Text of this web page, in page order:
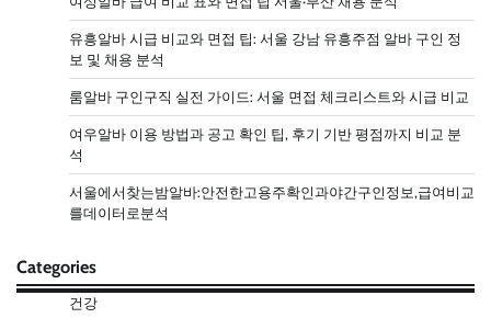
유흥알바 시급 비교와 면접 팁: 서울 강남 유흥주점 알바 구인 정
보 및 채용 분석
룸알바 구인구직 실전 가이드: 서울 면접 체크리스트와 시급 비교
여우알바 이용 방법과 공고 확인 팁, 후기 기반 평점까지 비교 분
석
서울에서찾는밤알바:안전한고용주확인과야간구인정보,급여비교
를데이터로분석
Categories
건강